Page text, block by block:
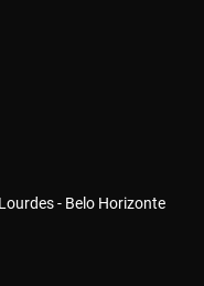
- Belo Horizonte